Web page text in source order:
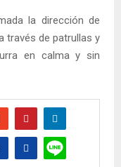
la dirección de
través de patrullas y
en calma y sin